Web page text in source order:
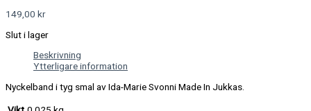
149,00 kr
Slut i lager
Beskrivning
Ytterligare information
Nyckelband i tyg smal av Ida-Marie Svonni Made In Jukkas.